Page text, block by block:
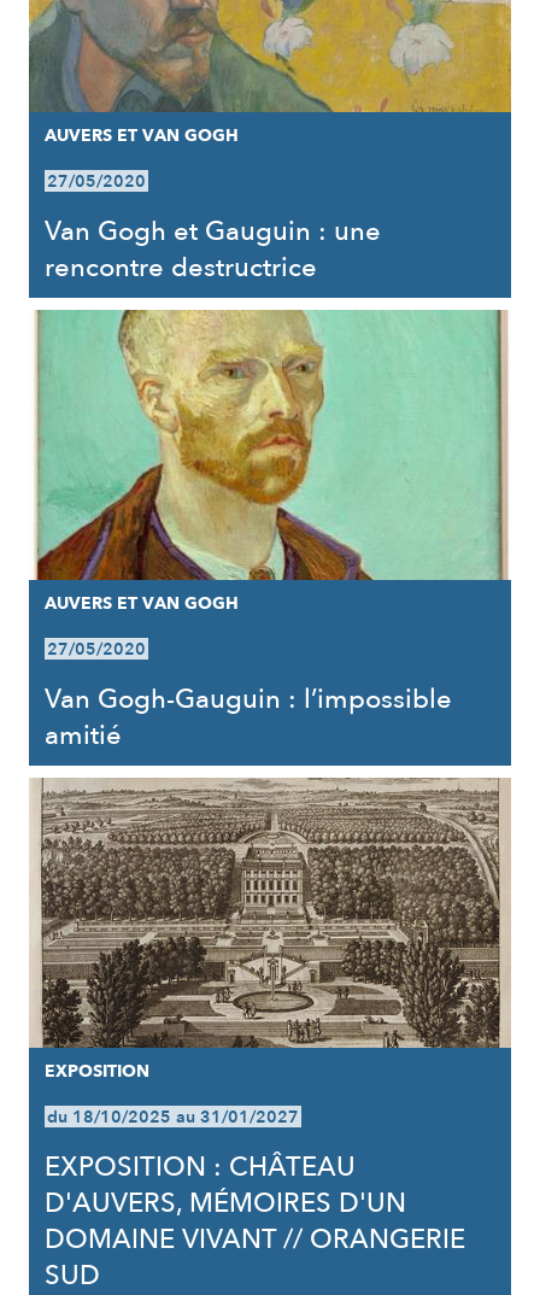
AUVERS ET VAN GOGH
27/05/2020
Van Gogh et Gauguin : une
rencontre destructrice
AUVERS ET VAN GOGH
27/05/2020
Van Gogh-Gauguin : l’impossible
amitié
EXPOSITION
du 18/10/2025 au 31/01/2027
EXPOSITION : CHÂTEAU
D'AUVERS, MÉMOIRES D'UN
DOMAINE VIVANT // ORANGERIE
SUD